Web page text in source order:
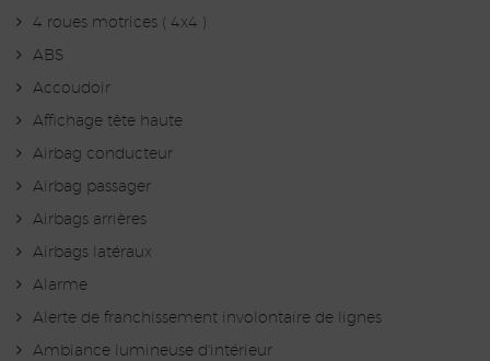
4 roues motrices ( 4x4 )
ABS
Accoudoir
Affichage tête haute
Airbag conducteur
Airbag passager
Airbags arrières
Airbags latéraux
Alarme
Alerte de franchissement involontaire de lignes
Ambiance lumineuse d'intérieur